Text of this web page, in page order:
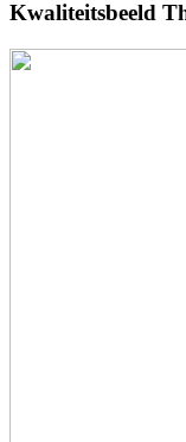
Kwaliteitsbeeld